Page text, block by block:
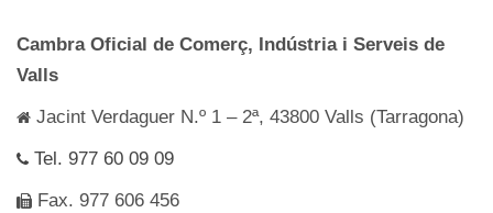
Cambra Oficial de Comerç, Indústria i Serveis de
Valls
Jacint Verdaguer N.º 1 – 2ª, 43800 Valls (Tarragona)
Tel. 977 60 09 09
Fax. 977 606 456